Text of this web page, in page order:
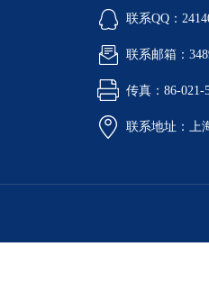
联系QQ：
联系邮箱：
传真：86-021-
联系地址：上